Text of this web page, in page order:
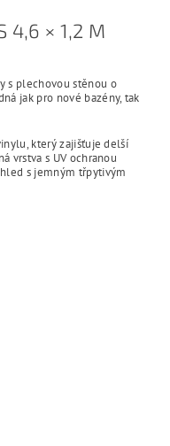
4,6 × 1,2 M
s plechovou stěnou o
jak pro nové bazény, tak
který zajišťuje delší
vrstva s UV ochranou
s jemným třpytivým